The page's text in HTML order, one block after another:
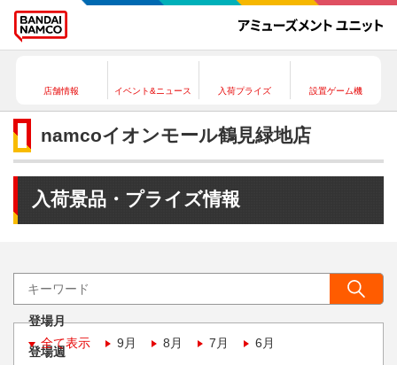
店舗情報 イベント&ニュース 入荷プライズ 設置ゲーム機
namcoイオンモール鶴見緑地店
入荷景品・プライズ情報
登場月
全て表示
9月 8月 7月 6月
登場週